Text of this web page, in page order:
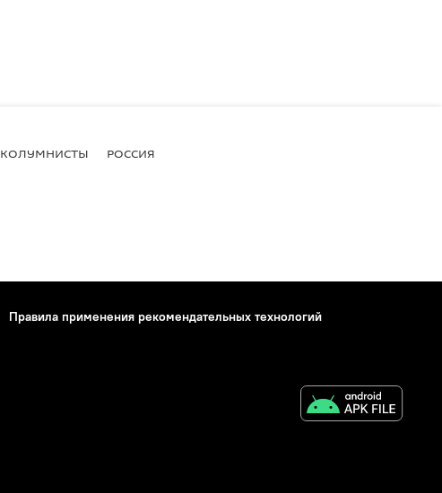
КОЛУМНИСТЫ РОССИЯ
Правила применения рекомендательных технологий